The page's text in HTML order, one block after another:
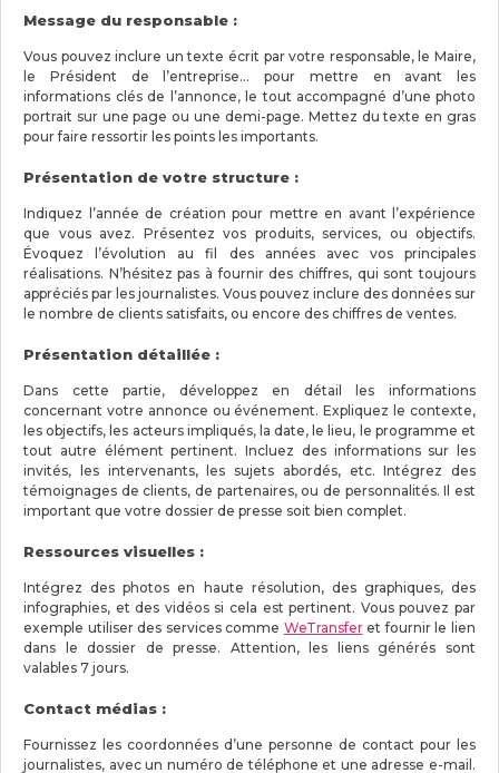
Message du responsable :
Vous pouvez inclure un texte écrit par votre responsable, le Maire,
le Président de l’entreprise… pour mettre en avant les
informations clés de l’annonce, le tout accompagné d’une photo
portrait sur une page ou une demi-page. Mettez du texte en gras
pour faire ressortir les points les importants.
Présentation de votre structure :
Indiquez l’année de création pour mettre en avant l’expérience
que vous avez. Présentez vos produits, services, ou objectifs.
Évoquez l’évolution au fil des années avec vos principales
réalisations. N’hésitez pas à fournir des chiffres, qui sont toujours
appréciés par les journalistes. Vous pouvez inclure des données sur
le nombre de clients satisfaits, ou encore des chiffres de ventes.
Présentation détaillée :
Dans cette partie, développez en détail les informations
concernant votre annonce ou événement. Expliquez le contexte,
les objectifs, les acteurs impliqués, la date, le lieu, le programme et
tout autre élément pertinent. Incluez des informations sur les
invités, les intervenants, les sujets abordés, etc. Intégrez des
témoignages de clients, de partenaires, ou de personnalités. Il est
important que votre dossier de presse soit bien complet.
Ressources visuelles :
Intégrez des photos en haute résolution, des graphiques, des
infographies, et des vidéos si cela est pertinent. Vous pouvez par
exemple utiliser des services comme WeTransferet fournir le lien
dans le dossier de presse. Attention, les liens générés sont
valables 7 jours.
Contact médias :
Fournissez les coordonnées d’une personne de contact pour les
journalistes, avec un numéro de téléphone et une adresse e-mail.